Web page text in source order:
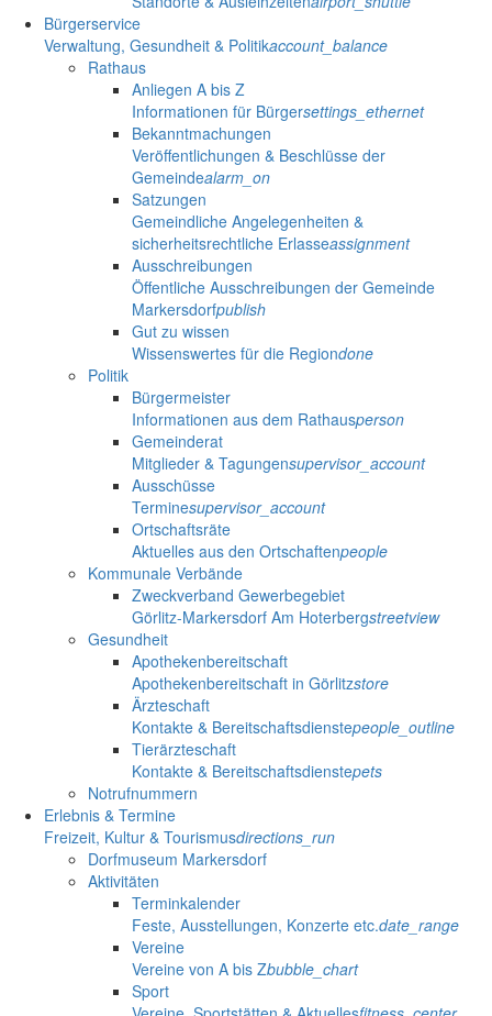
Bürgerservice
Verwaltung, Gesundheit & Politikaccount_balance
Rathaus
Anliegen A bis Z
Informationen für Bürgersettings_ethernet
Bekanntmachungen
Veröffentlichungen & Beschlüsse der
Gemeindealarm_on
Satzungen
Gemeindliche Angelegenheiten &
sicherheitsrechtliche Erlasseassignment
Ausschreibungen
Öffentliche Ausschreibungen der Gemeinde
Markersdorfpublish
Gut zu wissen
Wissenswertes für die Regiondone
Politik
Bürgermeister
Informationen aus dem Rathausperson
Gemeinderat
Mitglieder & Tagungensupervisor_account
Ausschüsse
Terminesupervisor_account
Ortschaftsräte
Aktuelles aus den Ortschaftenpeople
Kommunale Verbände
Zweckverband Gewerbegebiet
Görlitz-Markersdorf Am Hoterbergstreetview
Gesundheit
Apothekenbereitschaft
Apothekenbereitschaft in Görlitzstore
Ärzteschaft
Kontakte & Bereitschaftsdienstepeople_outline
Tierärzteschaft
Kontakte & Bereitschaftsdienstepets
Notrufnummern
Erlebnis & Termine
Freizeit, Kultur & Tourismusdirections_run
Dorfmuseum Markersdorf
Aktivitäten
Terminkalender
Feste, Ausstellungen, Konzerte etc.date_range
Vereine
Vereine von A bis Zbubble_chart
Sport